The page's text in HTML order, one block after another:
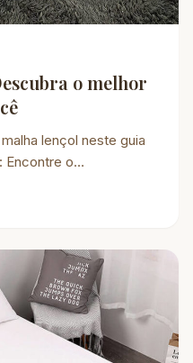
o melhor
lençol neste guia
Encontre o…